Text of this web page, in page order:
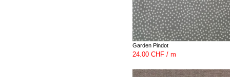
Garden Pindot
24.00 CHF / m